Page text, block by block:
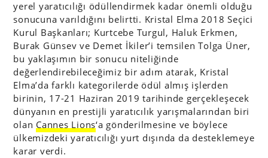
yerel yaratıcılığı ödüllendirmek kadar önemli olduğu
sonucuna varıldığını belirtti. Kristal Elma 2018 Seçici
Kurul Başkanları; Kurtcebe Turgul, Haluk Erkmen,
Burak Günsev ve Demet İkiler’i temsilen Tolga Üner,
bu yaklaşımın bir sonucu niteliğinde
değerlendirebileceğimiz bir adım atarak, Kristal
Elma’da farklı kategorilerde ödül almış işlerden
birinin, 17-21 Haziran 2019 tarihinde gerçekleşecek
dünyanın en prestijli yaratıcılık yarışmalarından biri
olan Cannes Lions‘a gönderilmesine ve böylece
ülkemizdeki yaratıcılığı yurt dışında da desteklemeye
karar verdi.